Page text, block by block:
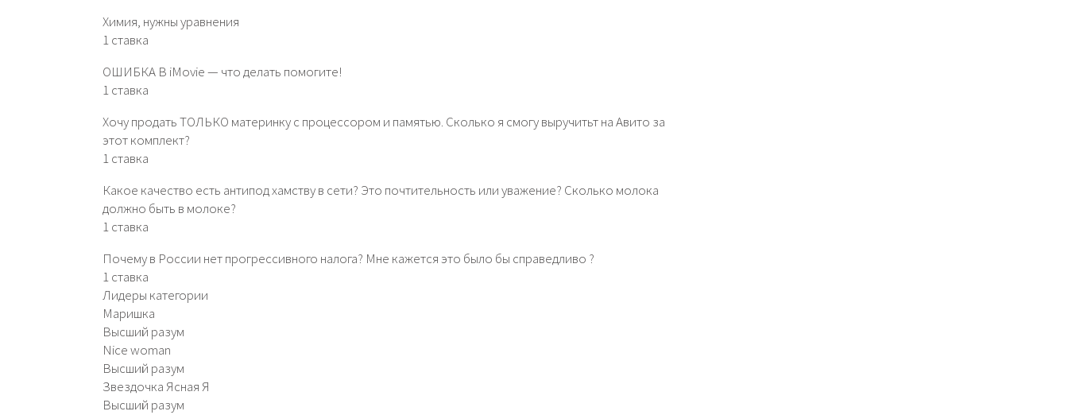
Химия, нужны уравнения
1 ставка
ОШИБКА В iMovie — что делать помогите!
1 ставка
Хочу продать ТОЛЬКО материнку с процессором и памятью. Сколько я смогу выручитьт на Авито за
этот комплект?
1 ставка
Какое качество есть антипод хамству в сети? Это почтительность или уважение? Сколько молока
должно быть в молоке?
1 ставка
Почему в России нет прогрессивного налога? Мне кажется это было бы справедливо ?
1 ставка
Лидеры категории
Маришка
Высший разум
Nice woman
Высший разум
Звездочка Ясная Я
Высший разум